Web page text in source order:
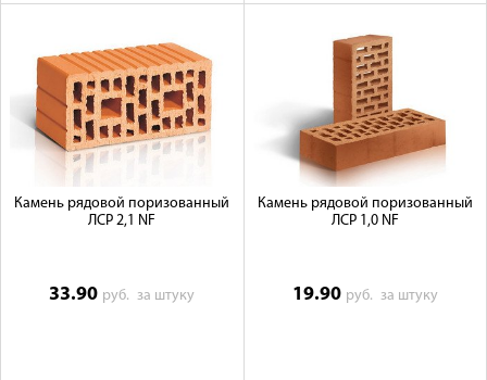
Камень рядовой поризованный
ЛСР 2,1 NF
33.90 руб.за штуку
Камень рядовой поризованный
ЛСР 1,0 NF
19.90 руб. за штуку